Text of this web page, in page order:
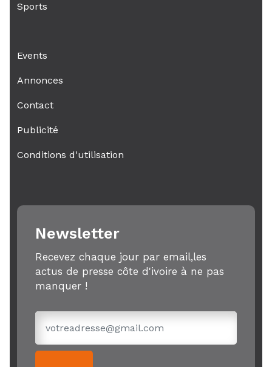
Sports
Events
Annonces
Contact
Publicité
Conditions d'utilisation
Newsletter
Recevez chaque jour par email,les
actus de presse côte d'ivoire à ne pas
manquer !